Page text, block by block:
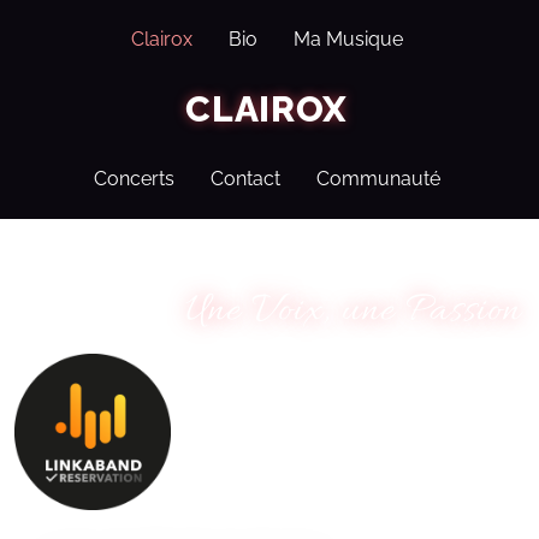
Clairox Bio Ma Musique
CLAIROX
Concerts Contact Communauté
Une Voix, une Passion